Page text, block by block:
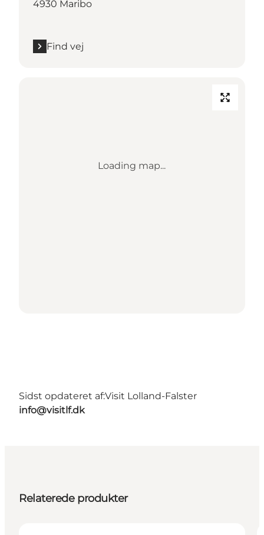
4930 Maribo
Find vej
Loading map...
Sidst opdateret af:Visit Lolland-Falster
info@visitlf.dk
Relaterede produkter